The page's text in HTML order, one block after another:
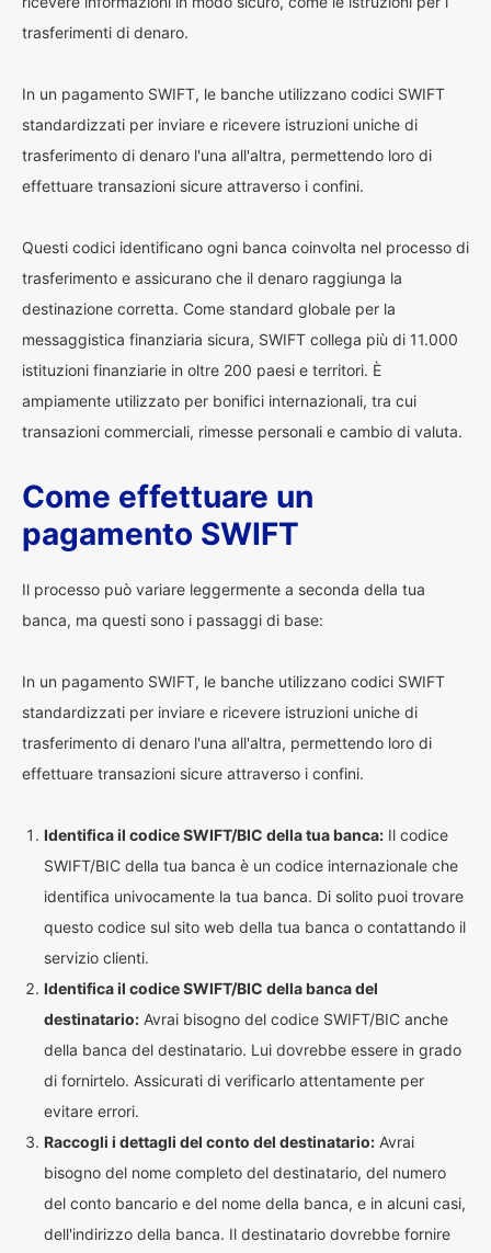
trasferimenti di denaro.
In un pagamento SWIFT, le banche utilizzano codici SWIFT
standardizzati per inviare e ricevere istruzioni uniche di
trasferimento di denaro l'una all'altra, permettendo loro di
effettuare transazioni sicure attraverso i confini.
Questi codici identificano ogni banca coinvolta nel processo di
trasferimento e assicurano che il denaro raggiunga la
destinazione corretta. Come standard globale per la
messaggistica finanziaria sicura, SWIFT collega più di 11.000
istituzioni finanziarie in oltre 200 paesi e territori. È
ampiamente utilizzato per bonifici internazionali, tra cui
transazioni commerciali, rimesse personali e cambio di valuta.
Come effettuare un
pagamento SWIFT
Il processo può variare leggermente a seconda della tua
banca, ma questi sono i passaggi di base:
In un pagamento SWIFT, le banche utilizzano codici SWIFT
standardizzati per inviare e ricevere istruzioni uniche di
trasferimento di denaro l'una all'altra, permettendo loro di
effettuare transazioni sicure attraverso i confini.
Identifica il codice SWIFT/BIC della tua banca: Il codice
SWIFT/BIC della tua banca è un codice internazionale che
identifica univocamente la tua banca. Di solito puoi trovare
questo codice sul sito web della tua banca o contattando il
servizio clienti.
Identifica il codice SWIFT/BIC della banca del
destinatario: Avrai bisogno del codice SWIFT/BIC anche
della banca del destinatario. Lui dovrebbe essere in grado
di fornirtelo. Assicurati di verificarlo attentamente per
evitare errori.
Raccogli i dettagli del conto del destinatario: Avrai
bisogno del nome completo del destinatario, del numero
del conto bancario e del nome della banca, e in alcuni casi,
dell'indirizzo della banca. Il destinatario dovrebbe fornire